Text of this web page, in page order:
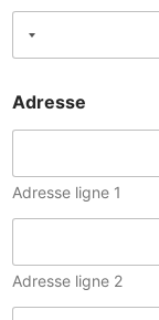
Adresse
Adresse ligne 1
Adresse ligne 2